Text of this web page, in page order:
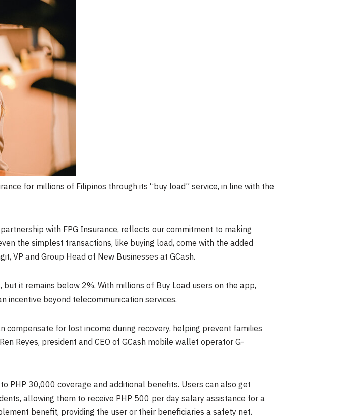
for millions of Filipinos through its “buy load” service, in line with the
with FPG Insurance, reflects our commitment to making
the simplest transactions, like buying load, come with the added
, VP and Group Head of New Businesses at GCash.
it remains below 2%. With millions of Buy Load users on the app,
incentive beyond telecommunication services.
compensate for lost income during recovery, helping prevent families
Reyes, president and CEO of GCash mobile wallet operator G-
PHP 30,000 coverage and additional benefits. Users can also get
allowing them to receive PHP 500 per day salary assistance for a
benefit, providing the user or their beneficiaries a safety net.